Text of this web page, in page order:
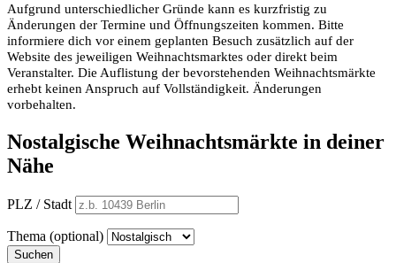
Aufgrund unterschiedlicher Gründe kann es kurzfristig zu
Änderungen der Termine und Öffnungszeiten kommen. Bitte
informiere dich vor einem geplanten Besuch zusätzlich auf der
Website des jeweiligen Weihnachtsmarktes oder direkt beim
Veranstalter. Die Auflistung der bevorstehenden Weihnachtsmärkte
erhebt keinen Anspruch auf Vollständigkeit. Änderungen
vorbehalten.
Nostalgische Weihnachtsmärkte in deiner
Nähe
PLZ / Stadt
Thema (optional)
Suchen